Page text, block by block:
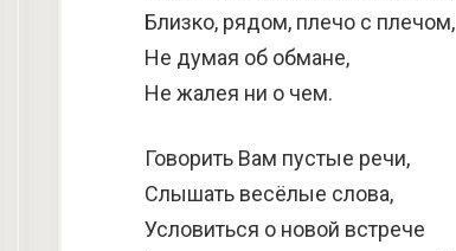
Близко, рядом, плечо с плечом,
Не думая об обмане,
Не жалея ни о чем.
Говорить Вам пустые речи,
Слышать весёлые слова,
Условиться о новой встрече